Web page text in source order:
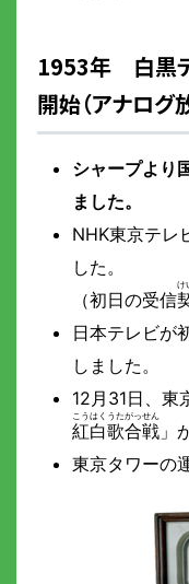
1953年 白黒
開始（アナログ
シャープより
ました。
NHK東京テレ
した。
（初日の受信
日本テレビが
しました。
12月31日、東
紅白歌合戦」
東京タワーの